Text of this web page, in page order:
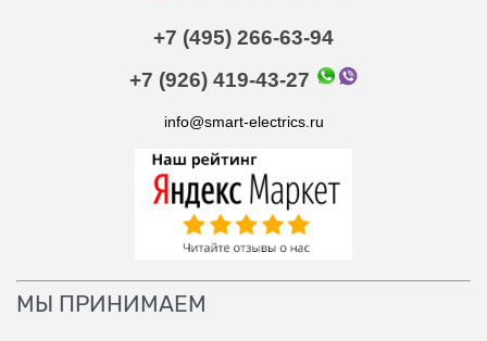
+7 (495) 266-63-94
+7 (926) 419-43-27
info@smart-electrics.ru
МЫ ПРИНИМАЕМ